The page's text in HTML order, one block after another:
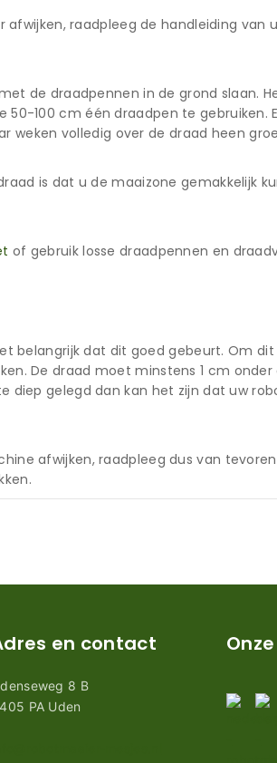
raadpleeg de handleiding van
de draadpennen in de grond slaan.
100 cm één draadpen te
weken volledig over de draad heen
is dat u de maaizone gemakkelijk
of gebruik losse draadpennen en
belangrijk dat dit goed gebeurt. Om
De draad moet minstens 1 cm
diep gelegd dan kan het zijn dat uw
afwijken, raadpleeg dus van
en contact
8 B
PA Uden